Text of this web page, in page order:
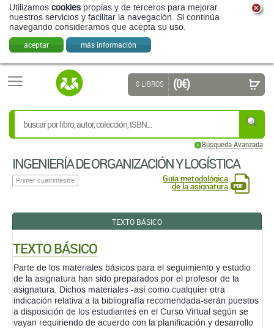
Utilizamos cookies propias y de terceros para mejorar
nuestros servicios y facilitar la navegación. Si continúa
navegando consideramos que acepta su uso.
aceptar más información
Búsqueda Avanzada
0 LIBROS (0 €)
INGENIERÍA DE ORGANIZACIÓN Y LOGÍSTICA
Primer cuatrimestre Guía metodológica
de la asignatura
TEXTO BÁSICO
TEXTO BÁSICO
Parte de los materiales básicos para el seguimiento y estudio
de la asignatura han sido preparados por el profesor de la
asignatura. Dichos materiales -así como cualquier otra
indicación relativa a la bibliografía recomendada-serán puestos
a disposición de los estudiantes en el Curso Virtual según se
vayan requiriendo de acuerdo con la planificación y desarrollo